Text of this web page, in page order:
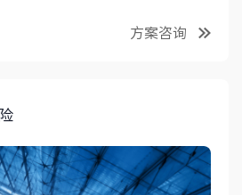
方案咨询